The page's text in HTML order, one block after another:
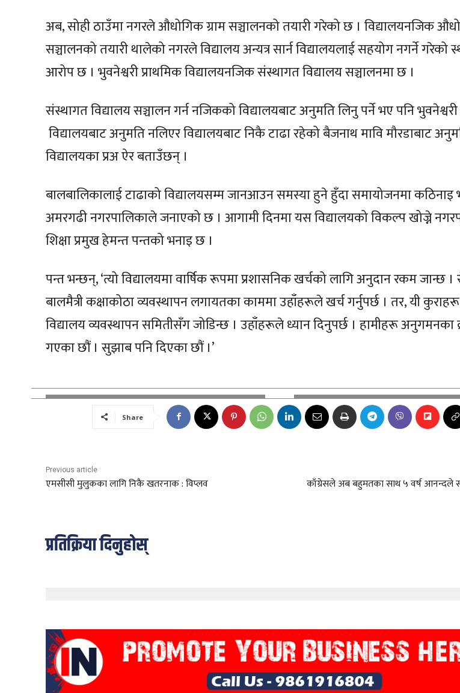
अब, सोही ठाउँमा नगरले औधोगिक ग्राम सञ्चालनको तयारी गरेको छ । विद्यालयनजिक
सञ्चालनको तयारी थालेको नगरले विद्यालय अन्यत्र सार्न विद्यालयलाई सहयोग नगर्ने गरेको
आरोप छ । भुवनेश्वरी प्राथमिक विद्यालयनजिक संस्थागत विद्यालय सञ्चालनमा छ ।
संस्थागत विद्यालय सञ्चालन गर्न नजिकको विद्यालयबाट अनुमति लिनु पर्ने भए पनि भुवनेश्वरी
विद्यालयबाट अनुमति नलिएर विद्यालयबाट निकै टाढा रहेको बैजनाथ मावि मौरडाबाट
विद्यालयका प्रअ ऐर बताउँछन् ।
बालबालिकालाई टाढाको विद्यालयसम्म जानआउन समस्या हुने हुँदा समायोजनमा
अमरगढी नगरपालिकाले जनाएको छ । आगामी दिनमा यस विद्यालयको विकल्प खोज्ने
शिक्षा प्रमुख हेमन्त पन्तको भनाइ छ ।
पन्त भन्छन्, ‘त्यो विद्यालयमा वार्षिक रूपमा प्रशासनिक खर्चको लागि अनुदान रकम जान्छ ।
बालमैत्री कक्षाकोठा व्यवस्थापन लगायतका काममा उहाँहरूले खर्च गर्नुपर्छ । तर, यी
विद्यालय व्यवस्थापन समितीसँग जोडिन्छ । उहाँहरूले ध्यान दिनुपर्छ । हामीहरू अनुगमनका
गएका छौं । सुझाब पनि दिएका छौं ।’
Share
Previous article
एमसीसी मुलुकका लागि निकै खतरनाक : विप्लव काँग्रेसले अब बहुमतका साथ ५ वर्ष आनन्दले
प्रतिक्रिया दिनुहोस्